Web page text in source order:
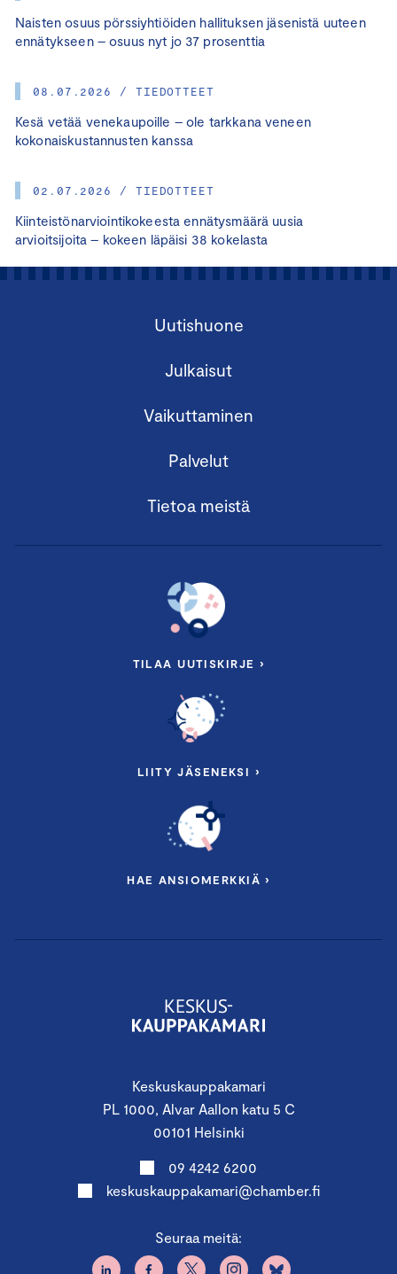
Naisten osuus pörssiyhtiöiden hallituksen jäsenistä uuteen
ennätykseen – osuus nyt jo 37 prosenttia
08.07.2026 / TIEDOTTEET
Kesä vetää venekaupoille – ole tarkkana veneen
kokonaiskustannusten kanssa
02.07.2026 / TIEDOTTEET
Kiinteistönarviointikokeesta ennätysmäärä uusia
arvioitsijoita – kokeen läpäisi 38 kokelasta
Keskuskauppakamari
PL 1000, Alvar Aallon katu 5 C
00101 Helsinki
09 4242 6200
keskuskauppakamari@chamber.fi
Seuraa meitä:
Uutishuone
Julkaisut
Vaikuttaminen
Palvelut
Tietoa meistä
TILAA UUTISKIRJE ›
LIITY JÄSENEKSI ›
HAE ANSIOMERKKIÄ ›